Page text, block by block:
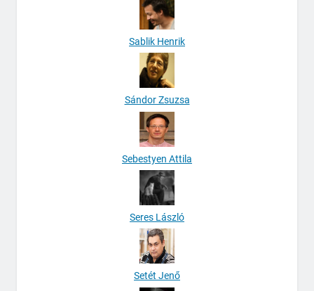
Sablik Henrik
Sándor Zsuzsa
Sebestyen Attila
Seres László
Setét Jenő